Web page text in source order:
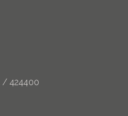
/ 424400